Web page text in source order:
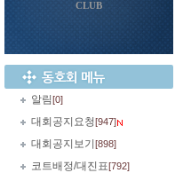
CLUB
알림[0]
대회공지요청[947]
대회공지보기 [898]
코트배정/대진표[792]